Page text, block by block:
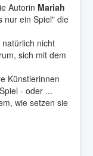
Autorin Mariah
nur ein Spiel" die
nicht
sich mit dem
Künstlerinnen
- oder ...
wie setzen sie